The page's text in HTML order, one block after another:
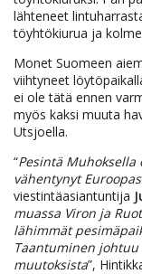
lähteneet
töyhtökiurua ja
Monet Suomeen
viihtyneet
ei ole tätä ennen
myös kaksi muuta
Utsjoella.
“Pesintä
vähentynyt
viestintäasiantuntija
muassa Viron ja
lähimmät
Taantuminen
muutoksista”,